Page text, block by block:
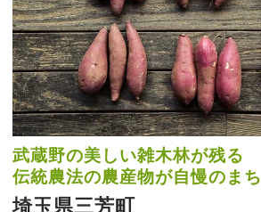
武蔵野の美しい雑木林が残る
伝統農法の農産物が自慢のまち
埼玉県三芳町